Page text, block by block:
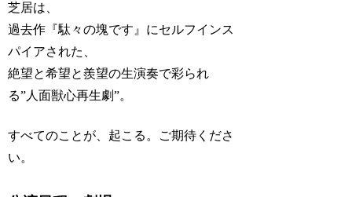
芝居は、
過去作『駄々の塊です』にセルフインス
パイアされた、
絶望と希望と羨望の生演奏で彩られ
る”人面獣心再生劇”。
すべてのことが、起こる。ご期待くださ
い。